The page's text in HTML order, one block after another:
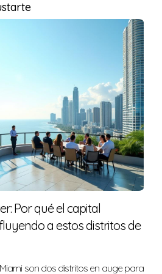
particular antes de
a evitar errores
tu camino hacia la
garantiza la
de visas que deben
Por qué el capital
a estos distritos de
son dos distritos en auge para